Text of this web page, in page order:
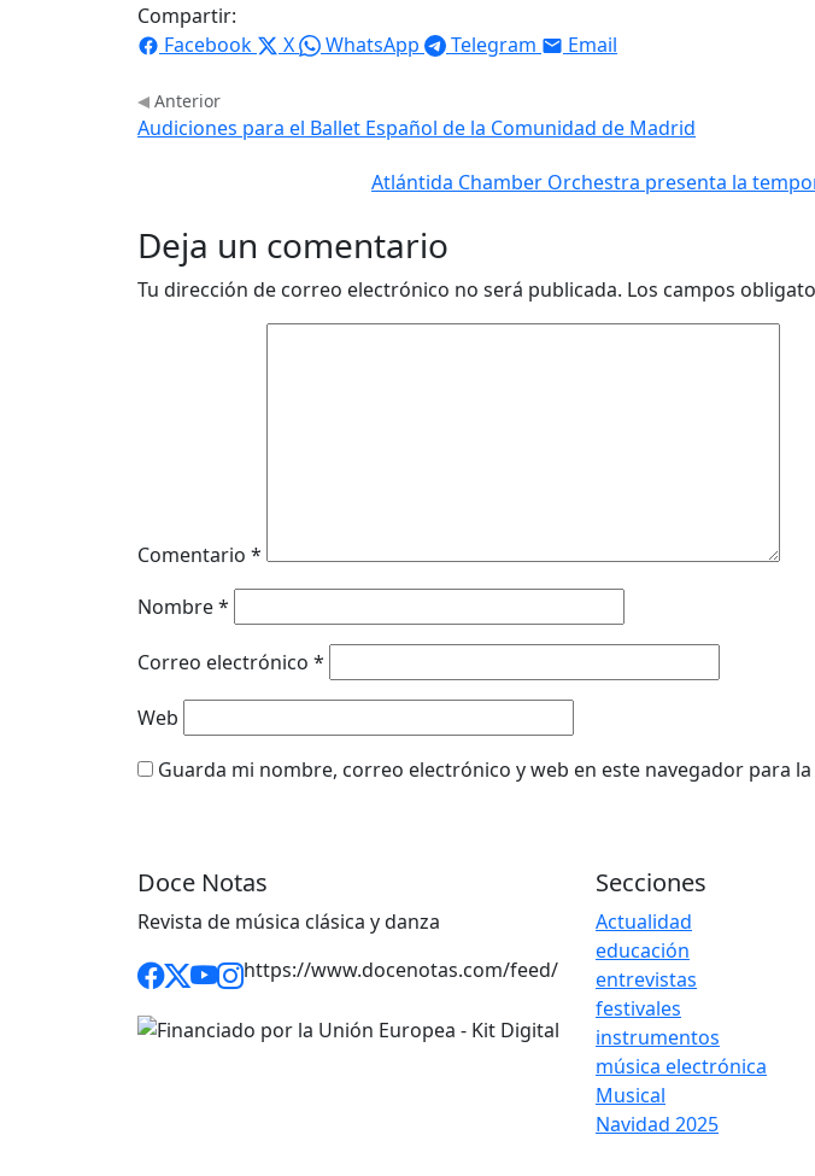
Compartir:
Facebook
X WhatsApp Telegram Email
Anterior
Audiciones para el Ballet Español de la Comunidad de Madrid
Atlántida Chamber Orchestra presenta la
Deja un comentario
Tu dirección de correo electrónico no será publicada. Los campos
Comentario *
Nombre*
Correo electrónico *
Web
Guarda mi nombre, correo electrónico y web en este navegador para
Doce Notas
Revista de música clásica y danza
https://www.docenotas.com/feed/
Secciones
Actualidad
educación
entrevistas
festivales
instrumentos
música electrónica
Musical
Navidad 2025